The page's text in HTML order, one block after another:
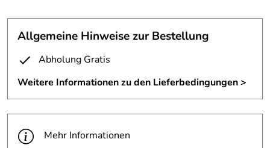
Ärmel hochgekrempelt und mit frischem Tatendrang an die Vorbereitung, um die Teile ihrer
Allgemeine Hinweise zur Bestellung
Abholung Gratis
Weitere Informationen zu den Lieferbedingungen >
Mehr Informationen